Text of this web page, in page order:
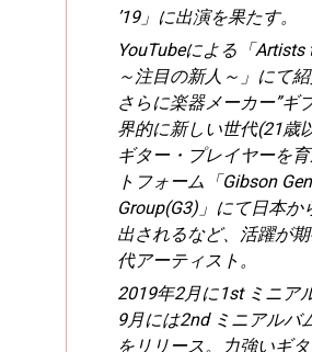
’19」に出演を果たす。
YouTubeによる「
～注目の新人～」にて紹
さらに楽器メーカー”ギ
界的に新しい世代(21歳
ギター・プレイヤーを
トフォーム「Gibson
Group(G3)」にて日本か
出されるなど、活躍が
代アーティスト。
2019年2月に1st ミニア
9月には2nd ミニアルバ
をリリース。力強いギ